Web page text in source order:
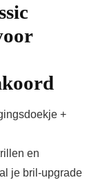
+
en
je bril-upgrade